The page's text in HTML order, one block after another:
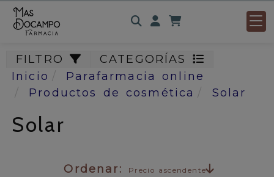
Identifícate
FILTRO
CATEGORÍAS
Inicio
Parafarmacia online
Productos de cosmética
Solar
Solar
Ordenar: Precio ascendente